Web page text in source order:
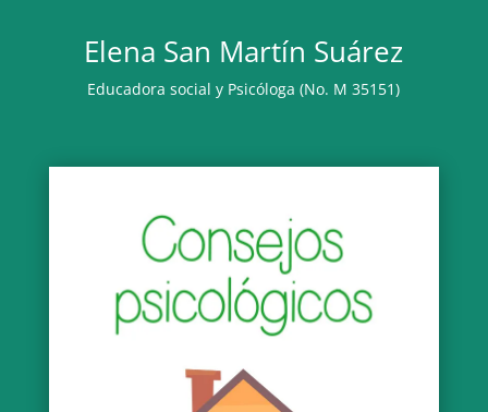
Elena San Martín Suárez
Educadora social y Psicóloga (No. M 35151)